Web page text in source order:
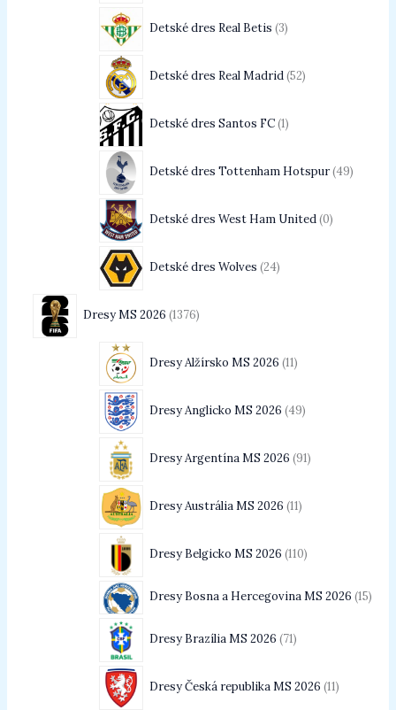
Detské dres Real Betis 3
Detské dres Real Madrid 52
Detské dres Santos FC 1
Detské dres Tottenham Hotspur 49
Detské dres West Ham United 0
Detské dres Wolves 24
Dresy MS 2026 1376
Dresy Alžírsko MS 2026 11
Dresy Anglicko MS 2026 49
Dresy Argentína MS 2026 91
Dresy Austrália MS 2026 11
Dresy Belgicko MS 2026 110
Dresy Bosna a Hercegovina MS 2026 15
Dresy Brazília MS 2026 71
Dresy Česká republika MS 2026 11